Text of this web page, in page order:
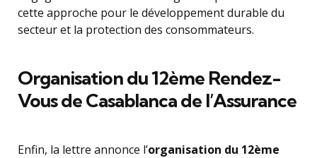
cette approche pour le développement durable du
secteur et la protection des consommateurs.
Organisation du 12ème Rendez-
Vous de Casablanca de l’Assurance
Enfin, la lettre annonce l’organisation du 12ème